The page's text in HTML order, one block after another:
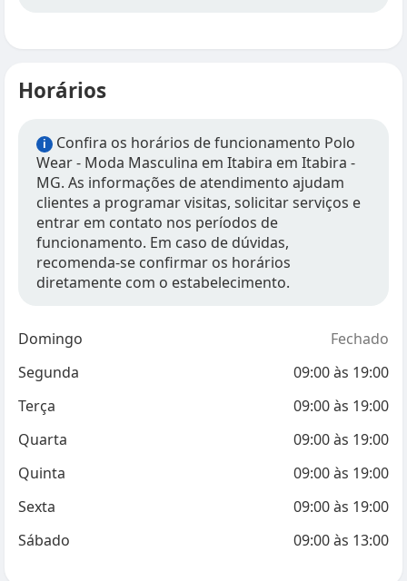
Horários
i
Confira os horários de funcionamento Polo
Wear - Moda Masculina em Itabira em Itabira -
MG. As informações de atendimento ajudam
clientes a programar visitas, solicitar serviços e
entrar em contato nos períodos de
funcionamento. Em caso de dúvidas,
recomenda-se confirmar os horários
diretamente com o estabelecimento.
Domingo
Fechado
Segunda
09:00às 19:00
Terça
09:00às 19:00
Quarta
09:00às 19:00
Quinta
09:00às 19:00
Sexta
09:00às 19:00
Sábado
09:00às 13:00